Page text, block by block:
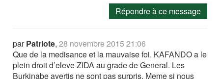
Répondre à ce message
parPatriote,28 novembre 2015 21:06
Que de la medisance et la mauvaise foi. KAFANDO a le
plein droit d’eleve ZIDA au grade de General. Les
Burkinabe avertis ne sont pas surpris. Meme si nous